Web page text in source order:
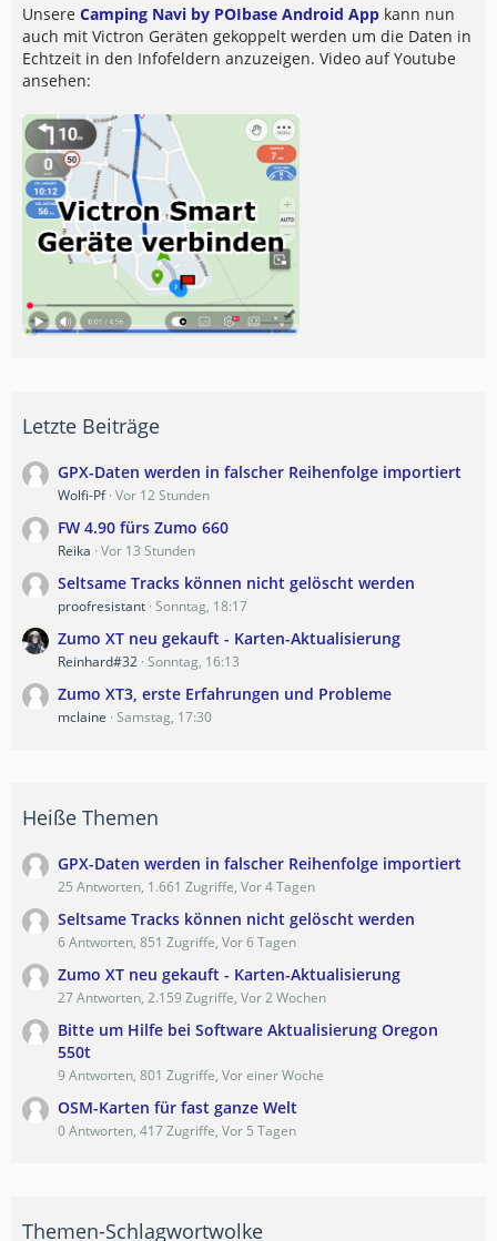
Unsere Camping Navi by POIbase Android App kann nun
auch mit Victron Geräten gekoppelt werden um die Daten in
Echtzeit in den Infofeldern anzuzeigen. Video auf Youtube
ansehen:
Letzte Beiträge
GPX-Daten werden in falscher Reihenfolge importiert
Wolfi-Pf Vor 12 Stunden
FW 4.90 fürs Zumo 660
Reika Vor 13 Stunden
Seltsame Tracks können nicht gelöscht werden
proofresistant Sonntag, 18:17
Zumo XT neu gekauft - Karten-Aktualisierung
Reinhard#32 Sonntag, 16:13
Zumo XT3, erste Erfahrungen und Probleme
mclaine Samstag, 17:30
Heiße Themen
GPX-Daten werden in falscher Reihenfolge importiert
25 Antworten, 1.661 Zugriffe, Vor 4 Tagen
Seltsame Tracks können nicht gelöscht werden
6 Antworten, 851 Zugriffe, Vor 6 Tagen
Zumo XT neu gekauft - Karten-Aktualisierung
27 Antworten, 2.159 Zugriffe, Vor 2 Wochen
Bitte um Hilfe bei Software Aktualisierung Oregon
550t
9 Antworten, 801 Zugriffe, Vor einer Woche
OSM-Karten für fast ganze Welt
0 Antworten, 417 Zugriffe, Vor 5 Tagen
Themen-Schlagwortwolke